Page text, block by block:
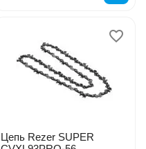
Цепь Rezer SUPER